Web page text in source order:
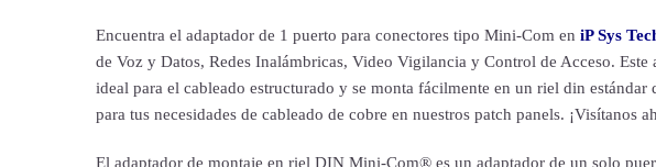
Encuentra el adaptador de 1 puerto para conectores tipo Mini-Com en iP Sys
de Voz y Datos, Redes Inalámbricas, Video Vigilancia y Control de Acceso.
ideal para el cableado estructurado y se monta fácilmente en un riel din
para tus necesidades de cableado de cobre en nuestros patch panels. ¡Visítanos
El adaptador de montaje en riel DIN Mini-Com® es un adaptador de un solo